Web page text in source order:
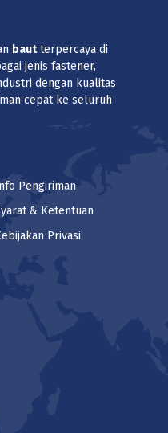
1.292
bautterpercaya di
jenis fastener,
dengan kualitas
cepat ke seluruh
Pengiriman
& Ketentuan
Privasi